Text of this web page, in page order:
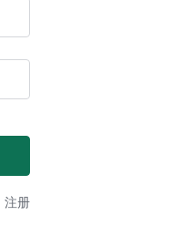
注册